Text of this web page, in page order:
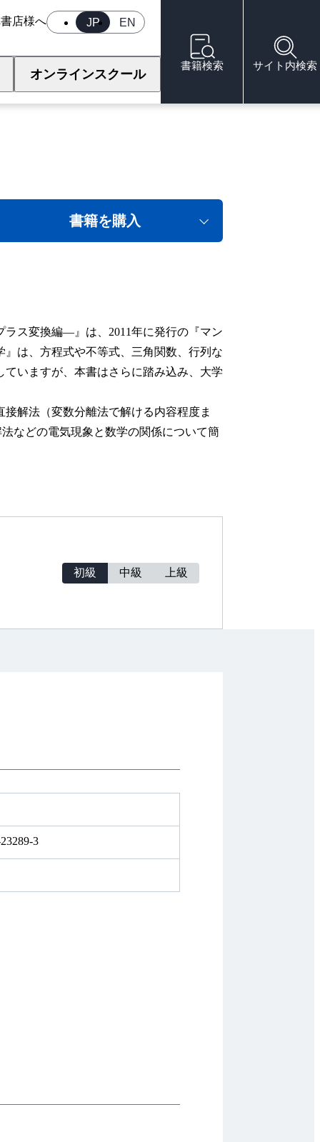
JP EN
書店様へ
オンラインスクール
書籍検索 サイト内検索
書籍を購入
ス変換編—』は、2011年に発行の『マン
は、方程式や不等式、三角関数、行列な
いますが、本書はさらに踏み込み、大学
解法（変数分離法で解ける内容程度ま
などの電気現象と数学の関係について簡
初級 中級 上級
3